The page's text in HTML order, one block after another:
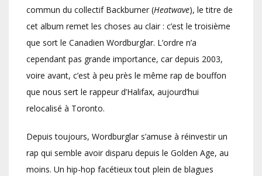
commun du collectif Backburner (Heatwave), le titre de
cet album remet les choses au clair : c’est le troisième
que sort le Canadien Wordburglar. L’ordre n’a
cependant pas grande importance, car depuis 2003,
voire avant, c’est à peu près le même rap de bouffon
que nous sert le rappeur d’Halifax, aujourd’hui
relocalisé à Toronto.
Depuis toujours, Wordburglar s’amuse à réinvestir un
rap qui semble avoir disparu depuis le Golden Age, au
moins. Un hip-hop facétieux tout plein de blagues